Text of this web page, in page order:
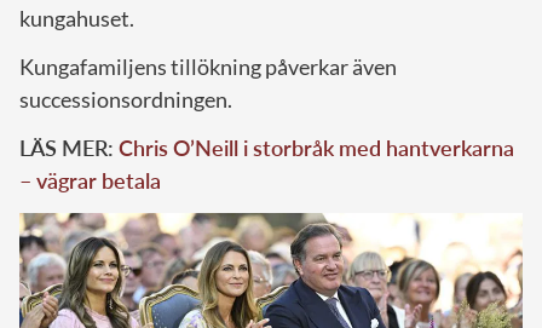
kungahuset.
Kungafamiljens tillökning påverkar även
successionsordningen.
LÄS MER: Chris O’Neill i storbråk med hantverkarna
– vägrar betala